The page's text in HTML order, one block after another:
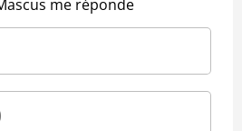
me réponde